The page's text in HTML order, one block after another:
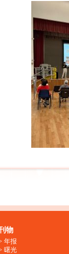
物
年报
曙光